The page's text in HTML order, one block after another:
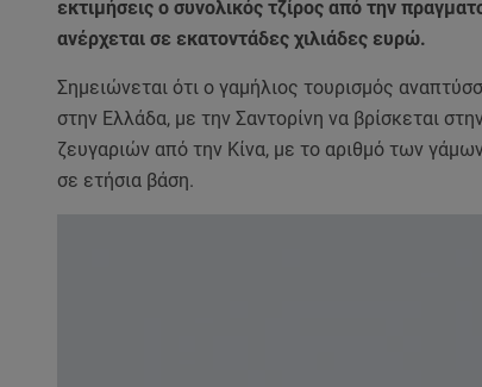
εκτιμήσεις ο συνολικός τζίρος από την
ανέρχεται σε εκατοντάδες χιλιάδες ευρώ.
Σημειώνεται ότι ο γαμήλιος τουρισμός
στην Ελλάδα, με την Σαντορίνη να βρίσκεται
ζευγαριών από την Κίνα, με το αριθμό των
σε ετήσια βάση.